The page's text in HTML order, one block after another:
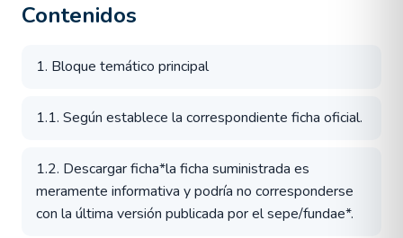
Contenidos
1. Bloque temático principal
1.1. Según establece la correspondiente ficha oficial.
1.2. Descargar ficha*la ficha suministrada es
meramente informativa y podría no corresponderse
con la última versión publicada por el sepe/fundae*.